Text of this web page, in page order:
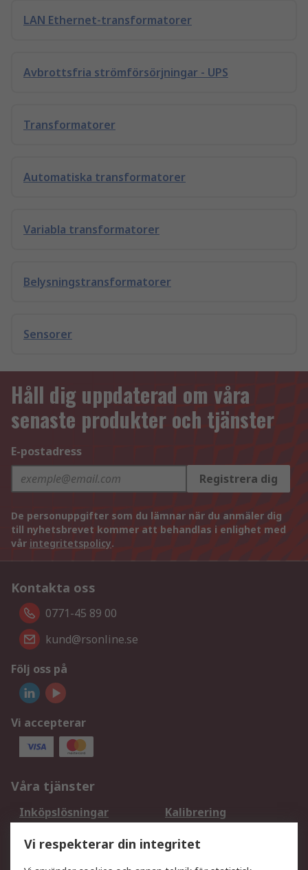
LAN Ethernet-transformatorer
Avbrottsfria strömförsörjningar - UPS
Transformatorer
Automatiska transformatorer
Variabla transformatorer
Belysningstransformatorer
Sensorer
Håll dig uppdaterad om våra
senaste produkter och tjänster
E-postadress
Registrera dig
De personuppgifter som du lämnar när du anmäler dig
till nyhetsbrevet kommer att behandlas i enlighet med
vår integritetspolicy.
Kontakta oss
0771-45 89 00
kund@rsonline.se
Följ oss på
Vi accepterar
Våra tjänster
Inköpslösningar
Kalibrering
DesignSpark
Teknisk Support
Vi respekterar din integritet